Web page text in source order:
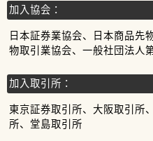
加入協会：
日本証券業協会、日本商品先
物取引業協会、一般社団法人
加入取引所：
東京証券取引所、大阪取引所
所、堂島取引所